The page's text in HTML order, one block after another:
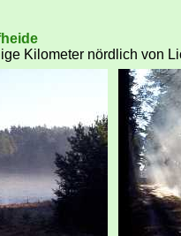
Kilometer nördlich von